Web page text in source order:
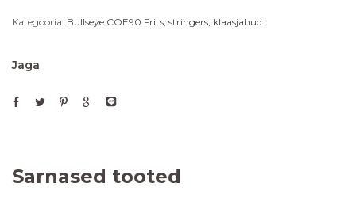
Kategooria: Bullseye COE90 Frits, stringers, klaasjahud
Jaga
Sarnased tooted